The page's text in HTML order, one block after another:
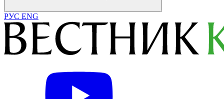
РУС ENG